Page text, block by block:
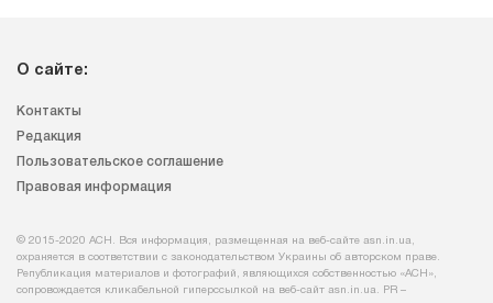
О сайте:
Контакты
Редакция
Пользовательское соглашение
Правовая информация
© 2015-2020 АСН. Вся информация, размещенная на веб-сайте asn.in.ua,
охраняется в соответствии с законодательством Украины об авторском праве.
Републикация материалов и фотографий, являющихся собственностью «АСН»,
сопровождается кликабельной гиперссылкой на веб-сайт asn.іn.ua. PR –